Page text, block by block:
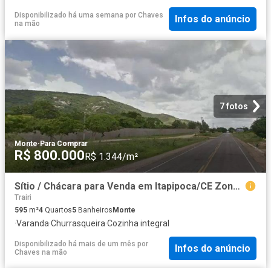
Disponibilizado há uma semana por Chaves
na mão
Infos do anúncio
7 fotos
Monte·Para Comprar
R$ 800.000R$ 1.344/m²
Sítio / Chácara para Venda em Itapipoca/CE Zona Rural 4 Quartos
Trairi
595 m²4 Quartos5 Banheiros Monte
·Varanda·Churrasqueira·Cozinha integral
Disponibilizado há mais de um mês por
Chaves na mão
Infos do anúncio